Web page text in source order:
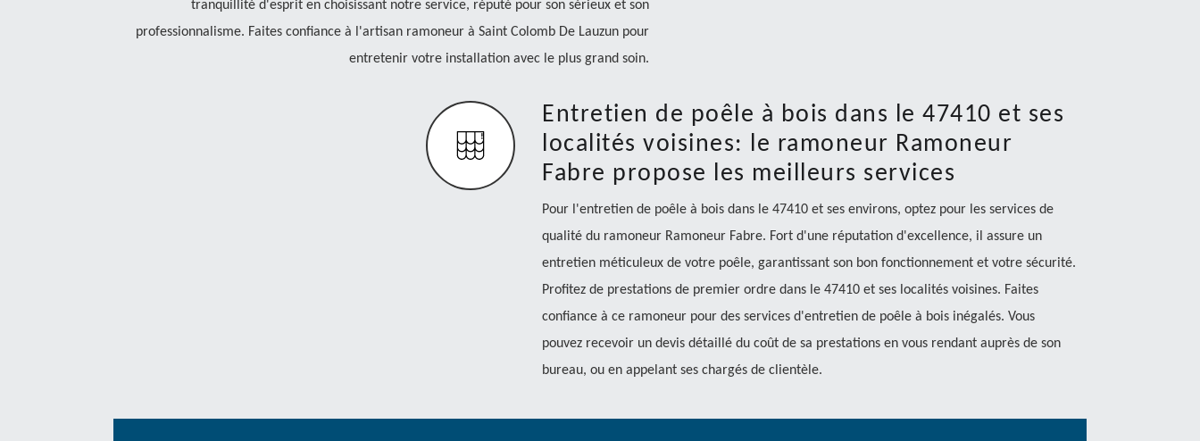
tranquillité d'esprit en choisissant notre service, réputé pour son sérieux et son
professionnalisme. Faites confiance à l'artisan ramoneur à Saint Colomb De Lauzun pour
entretenir votre installation avec le plus grand soin.
Entretien de poêle à bois dans le 47410 et ses
localités voisines: le ramoneur Ramoneur
Fabre propose les meilleurs services
Pour l'entretien de poêle à bois dans le 47410 et ses environs, optez pour les services de
qualité du ramoneur Ramoneur Fabre. Fort d'une réputation d'excellence, il assure un
entretien méticuleux de votre poêle, garantissant son bon fonctionnement et votre sécurité.
Profitez de prestations de premier ordre dans le 47410 et ses localités voisines. Faites
confiance à ce ramoneur pour des services d'entretien de poêle à bois inégalés. Vous
pouvez recevoir un devis détaillé du coût de sa prestations en vous rendant auprès de son
bureau, ou en appelant ses chargés de clientèle.